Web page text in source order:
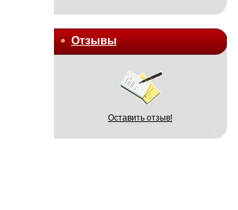
Отзывы
Оставить отзыв!